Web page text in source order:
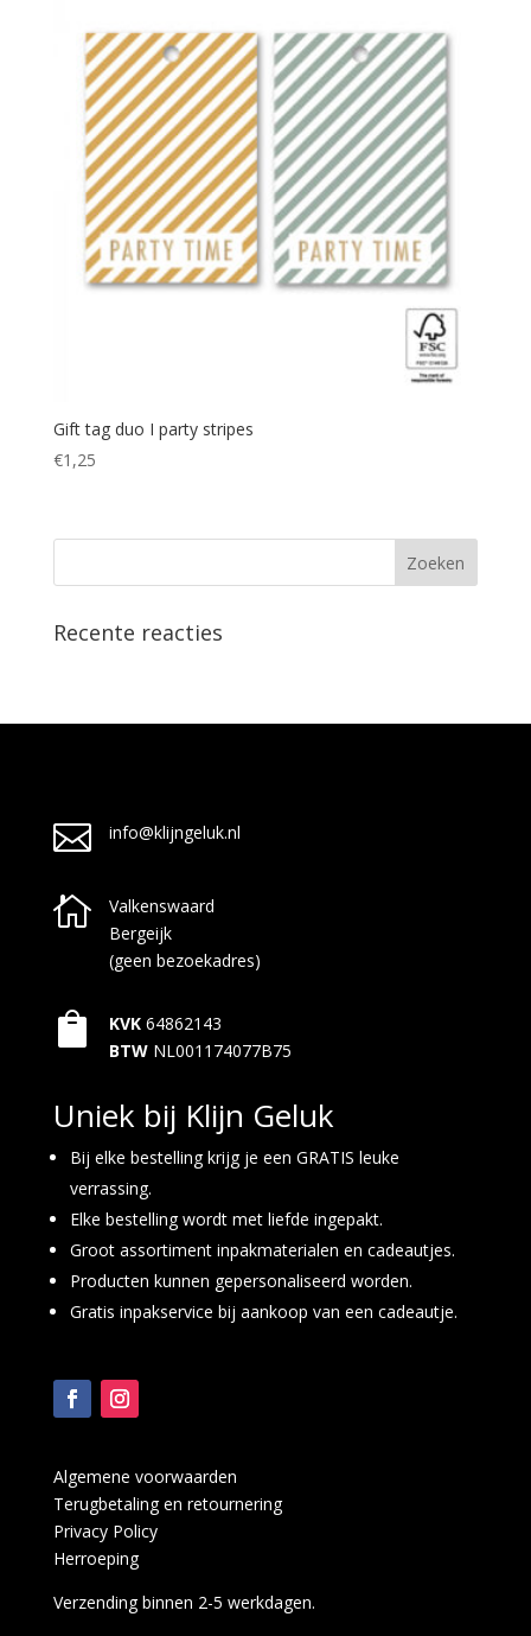
Gift tag duo I party stripes
€1,25
Recente reacties
 info@klijngeluk.nl

Valkenswaard
Bergeijk
(geen bezoekadres)
 KVK 64862143
BTW NL001174077B75
Uniek bij Klijn Geluk
Bij elke bestelling krijg je een GRATIS leuke
verrassing.
Elke bestelling wordt met liefde ingepakt.
Groot assortiment inpakmaterialen en cadeautjes.
Producten kunnen gepersonaliseerd worden.
Gratis inpakservice bij aankoop van een cadeautje.
Algemene voorwaarden
Terugbetaling en retournering
Privacy Policy
Herroeping
Verzending binnen 2-5 werkdagen.